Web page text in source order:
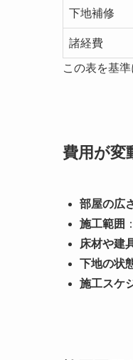
下地補修
諸経費
この表を基
費用が変
部屋の広
施工範囲
床材や建
下地の状
施工スケ